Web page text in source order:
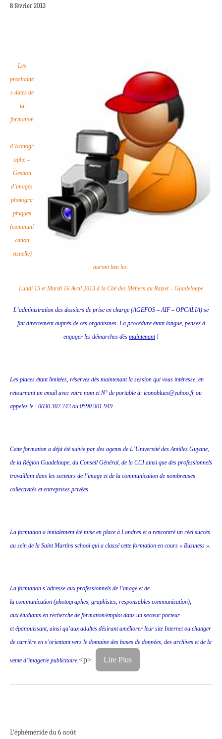
8 février 2013
Les
prochaine
s dates de
la
formation
d’Iconogr
aphe –
Gestion
d’images
photogra
phiques
(communi
cation
visuelle)
auront lieu les:
Lundi 15 et Mardi 16 Avril 2013 à la Cité des Métiers au Raizet – Guadeloupe
L’administration des dossiers de prise en charge (AGEFOS – AIF – OPCALIA) se
fait directement auprès de ces organismes. La procédure étant longue, pensez à
engager les démarches dès maintenant!
Les places étant limitées, réservez dès maintenant la session qui vous intéresse, en
retournant un email avec votre nom et N° de portable à: iconoblues@yahoo.fr ou
appelez le : 0690 302 743 ou 0590 901 949
Cette formation a déjà été suivie par des agents de L’Université des Antilles Guyane,
de la Région Guadeloupe, du Conseil Général, de la CCI ainsi que des professionnels
travaillant dans les secteurs de l’image et de la communication de nombreuses
collectivités et entreprises privées.
La formation a initialement été mise en place à Londres et a rencontré un réel succès
au sein de la Saint Martins school qui a classé cette formation en cours « Business ».
La formation s’adresse aux professionnels de l’image et de
la communication (photographes, graphistes, responsables communication),
aux étudiants en recherche de formation/emploi dans un secteur porteur
et épanouissant, ainsi qu’aux adultes désirant améliorer leur site Internet ou changer
de carrière en s’orientant vers le domaine des bases de données, des archives et de la
vente d’imagerie publicitaire. <p> Lire Plus
L’éphéméride du 6 août